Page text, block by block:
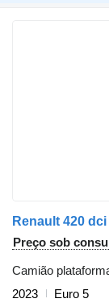
Renault 420 dci
Preço sob
Camião
2023
Euro 5